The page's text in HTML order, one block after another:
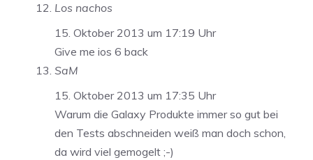
Los nachos
15. Oktober 2013 um 17:19 Uhr
Give me ios 6 back
SaM
15. Oktober 2013 um 17:35 Uhr
Warum die Galaxy Produkte immer so gut bei
den Tests abschneiden weiß man doch schon,
da wird viel gemogelt ;-)